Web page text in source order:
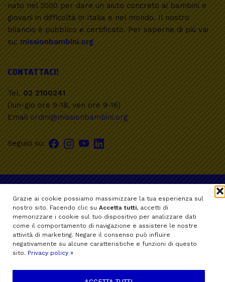
Grazie ai cookie possiamo massimizzare la tua esperienza sul
nostro sito. Facendo clic su Accetta tutti, accetti di
memorizzare i cookie sul tuo dispositivo per analizzare dati
come il comportamento di navigazione e assistere le nostre
attività di marketing. Negare il consenso può influire
negativamente su alcune caratteristiche e funzioni di questo
sito. Privacy policy »
nato nel 2000 per dare un aiuto concreto ai bambini e
giovani in difficoltà in Italia e nel mondo. Il nostro
bilancio è pubblico e certificato. Per saperne di più vai
su: missionbambini.org
CONTATTACI!
Tel. 02 2100241
(lun-gio ore 9-18, ven ore 9-16)
Email ordini@missionbambini.org
Seguici su:
Via Ronchi 17, 20134 Milano - Tel. +39 02 21.00.241
E-mail:info@missionbambini.org
Codice Fiscale 13022270154
Partita Iva IT05494870966
Ai sensi dell’articolo 4 del Codice del Terzo Settore,
Settore (ETS) perseguendo senza scopo di lucro finalità